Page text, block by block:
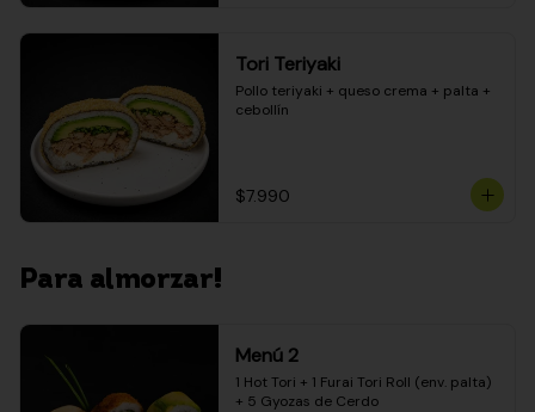
Tori Teriyaki
Pollo teriyaki + queso crema + palta +
cebollín
$7.990
Para almorzar!
Menú 2
1 Hot Tori + 1 Furai Tori Roll (env. palta)
+ 5 Gyozas de Cerdo